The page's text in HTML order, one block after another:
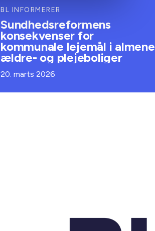
BL INFORMERER
Sundhedsreformens
konsekvenser for
kommunale lejemål i almene
ældre- og plejeboliger
20. marts 2026